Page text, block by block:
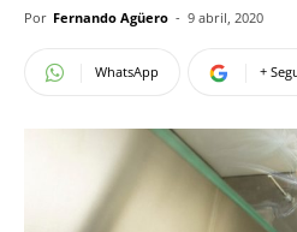
Por Fernando Agüero - 9 abril, 2020
WhatsApp +